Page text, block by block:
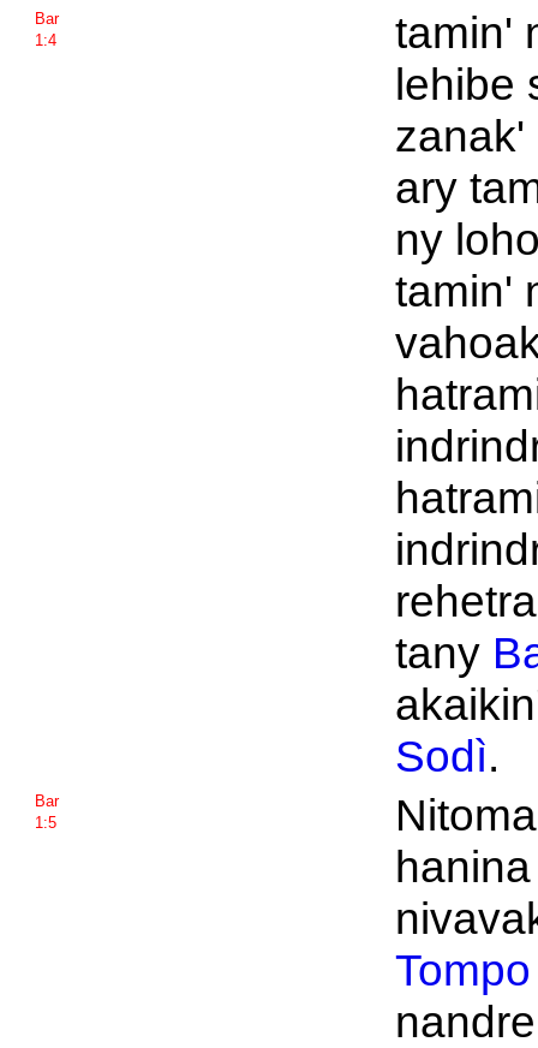
Bar
1:4
tamin'
lehibe
zanak'
ary
ny
tamin'
tany
Sodì.
Bar
1:5
Tompo